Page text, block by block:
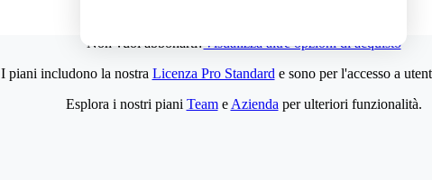
Non vuoi abbonarti?Visualizza altre opzioni di acquisto
I piani includono la nostra Licenza Pro Standard e sono per l'accesso a
Esplora i nostri piani Teame Azienda per ulteriori funzionalità.